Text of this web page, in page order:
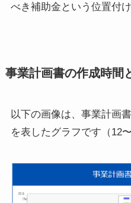
べき補助金という位置付
事業計画書の作成時間
以下の画像は、事業計画
を表したグラフです（12〜